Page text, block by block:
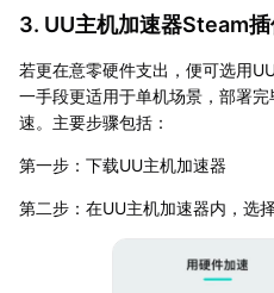
3. UU主机加速器Steam
若更在意零硬件支出，便可选用
一手段更适用于单机场景，部署
速。主要步骤包括：
第一步：下载UU主机加速器
第二步：在UU主机加速器内，选